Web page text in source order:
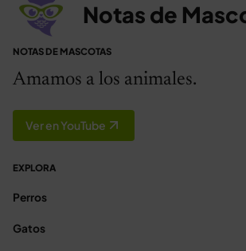
Notas de
NOTAS DE MASCOTAS
Amamos a los animales.
Ver en YouTube
EXPLORA
Perros
Gatos